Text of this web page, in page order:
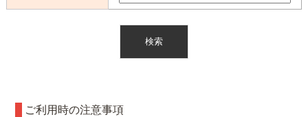
交付状況確認
ご利用時の注意事項